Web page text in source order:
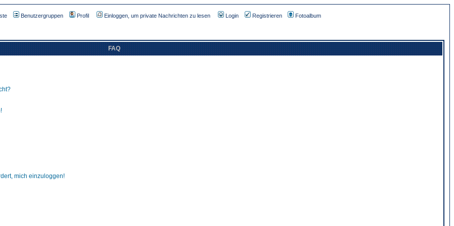
Benutzergruppen Profil Einloggen, um private Nachrichten zu lesen Login Registrieren Fotoalbum
FAQ
mich einzuloggen!